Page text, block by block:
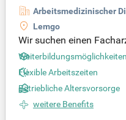
Arbeitsmedizinischer
Lemgo
Wir suchen einen
izin oder Arzt (m/w/d)
Betriebsmedizin. Ihre
präventiven Betreuung
edsbetriebe zum
Sie arbeiten in einem
Weiterbildungsmöglichkeiten
Flexible Arbeitszeiten
Betriebliche Altersvorsorge
weitere Benefits